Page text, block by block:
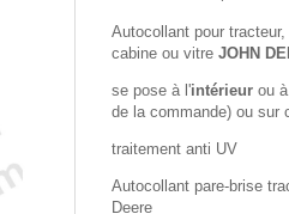
Autocollant pour
cabine ou vitre JOHN
se pose à l'intérieur ou
de la commande) ou sur
traitement anti UV
Autocollant pare-brise
Deere